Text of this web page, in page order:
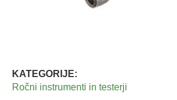
KATEGORIJE:
Ročni instrumenti in testerji